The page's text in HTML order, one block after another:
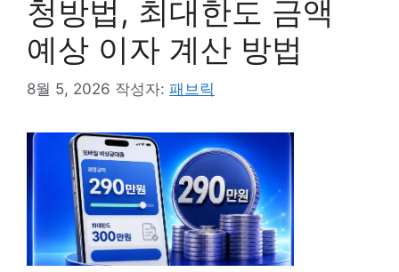
청방법, 최대한도 금액
예상 이자 계산 방법
8월 5, 2026 작성자: 패브릭